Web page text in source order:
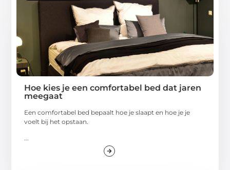
Hoe kies je een comfortabel bed dat jaren
meegaat
Een comfortabel bed bepaalt hoe je slaapt en hoe je je
voelt bij het opstaan.
...